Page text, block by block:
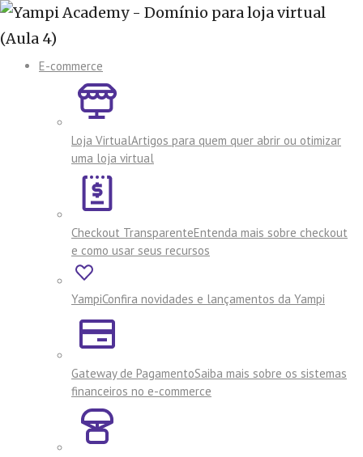
E-commerce
Loja VirtualArtigos para quem quer abrir ou otimizar
uma loja virtual
Checkout TransparenteEntenda mais sobre checkout
e como usar seus recursos
YampiConfira novidades e lançamentos da Yampi
Gateway de PagamentoSaiba mais sobre os sistemas
financeiros no e-commerce